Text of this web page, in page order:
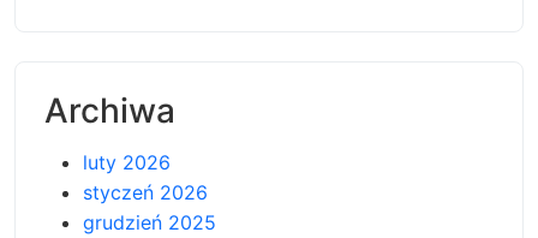
Archiwa
luty 2026
styczeń 2026
grudzień 2025